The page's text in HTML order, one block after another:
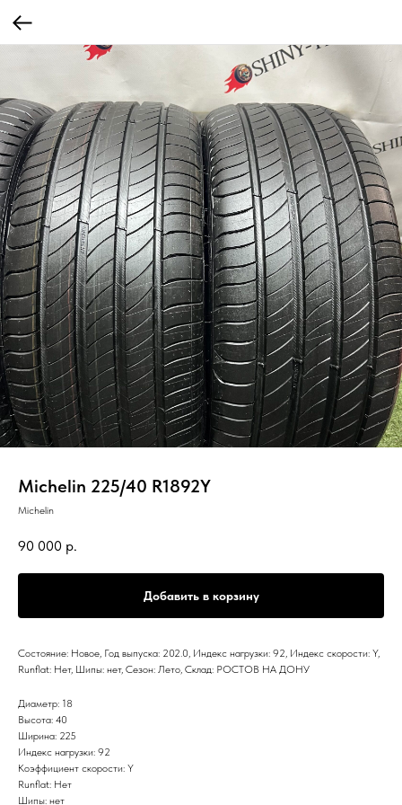
Michelin 225/40 R1892Y
Michelin
90 000 р.
Добавить в корзину
Состояние: Новое, Год выпуска: 202.0, Индекс нагрузки: 92, Индекс скорости: Y,
Runflat: Нет, Шипы: нет, Сезон: Лето, Склад: РОСТОВ НА ДОНУ
Диаметр: 18
Высота: 40
Ширина: 225
Индекс нагрузки: 92
Коэффициент скорости: Y
Runflat: Нет
Шипы: нет